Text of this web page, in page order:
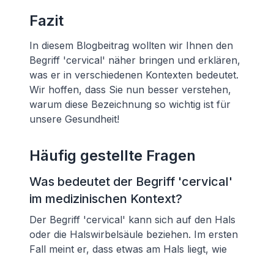
Fazit
In diesem Blogbeitrag wollten wir Ihnen den
Begriff 'cervical' näher bringen und erklären,
was er in verschiedenen Kontexten bedeutet.
Wir hoffen, dass Sie nun besser verstehen,
warum diese Bezeichnung so wichtig ist für
unsere Gesundheit!
Häufig gestellte Fragen
Was bedeutet der Begriff 'cervical'
im medizinischen Kontext?
Der Begriff 'cervical' kann sich auf den Hals
oder die Halswirbelsäule beziehen. Im ersten
Fall meint er, dass etwas am Hals liegt, wie